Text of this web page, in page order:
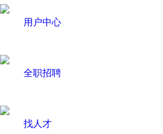
用户中心
全职招聘
找人才